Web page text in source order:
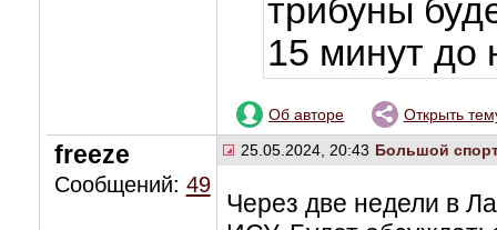
трибуны
15 минут до
Об авторе Открыть
freeze
Сообщений: 49
25.05.2024, 20:43 Большой
Через две недели в